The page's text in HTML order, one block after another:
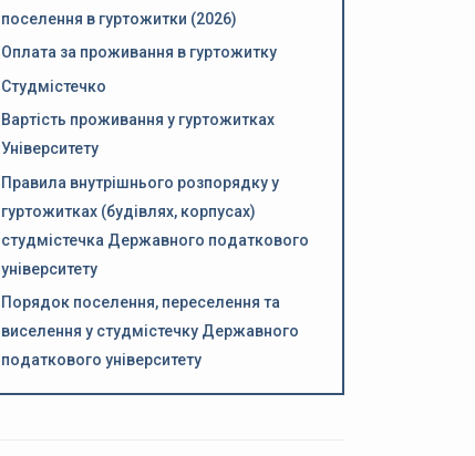
поселення в гуртожитки (2026)
Оплата за проживання в гуртожитку
Студмістечко
Вартість проживання у гуртожитках
Університету
Правила внутрішнього розпорядку у
гуртожитках (будівлях, корпусах)
студмістечка Державного податкового
університету
Порядок поселення, переселення та
виселення у студмістечку Державного
податкового університету